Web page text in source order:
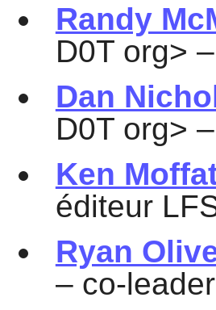
Randy
D0T org>
Dan
D0T org>
Ken
éditeur
Ryan
– co-